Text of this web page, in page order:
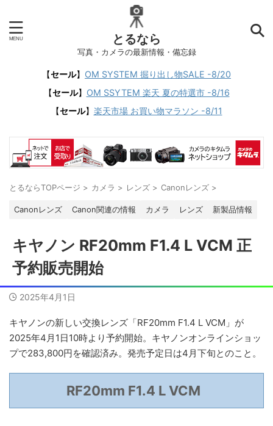
とるなら
写真・カメラの最新情報・備忘録
【セール】 OM SYSTEM 掘り出し物SALE -8/20
【セール】 OM SSYTEM 楽天 夏の特選市 -8/16
【セール】 楽天市場 お買い物マラソン -8/11
とるならTOPページ > カメラ > レンズ > Canonレンズ >
Canonレンズ Canon関連の情報 カメラ レンズ 新製品情報
キヤノン RF20mm F1.4 L VCM 正
予約販売開始
2025年4月1日
キヤノンの新しい交換レンズ「RF20mm F1.4 L VCM」が
2025年4月1日10時より予約開始。キヤノンオンラインショッ
プで283,800円を確認済み。発売予定日は4月下旬とのこと。
RF20mm F1.4 L VCM